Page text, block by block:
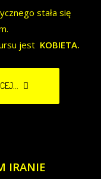
stała się
jest KOBIETA.
IRANIE